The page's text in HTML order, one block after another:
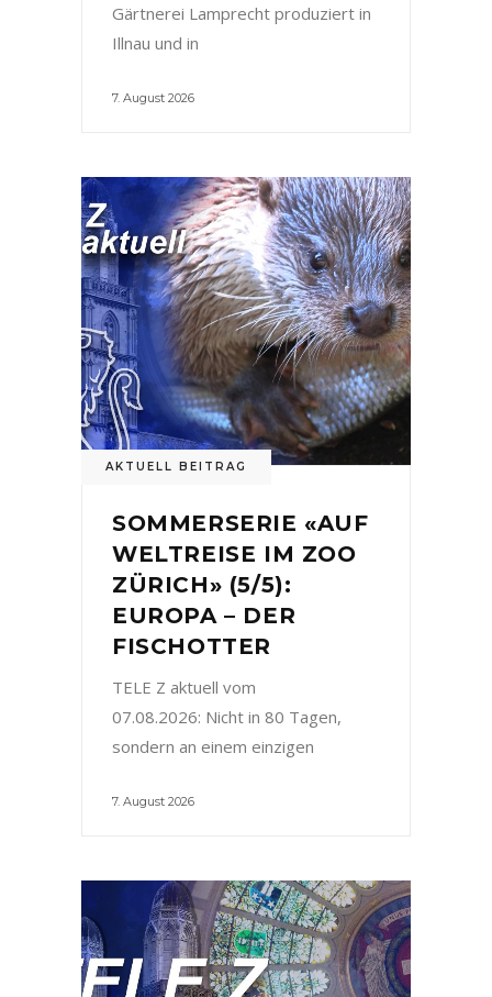
Gärtnerei Lamprecht produziert in
Illnau und in
7. August 2026
AKTUELL BEITRAG
SOMMERSERIE «AUF
WELTREISE IM ZOO
ZÜRICH» (5/5):
EUROPA – DER
FISCHOTTER
TELE Z aktuell vom
07.08.2026: Nicht in 80 Tagen,
sondern an einem einzigen
7. August 2026